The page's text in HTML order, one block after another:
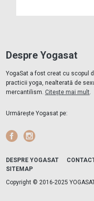
Despre Yogasat
YogaSat a fost creat cu scopul
practicii yoga, nealterată de
mercantilism. Citește mai mult
Urmărește Yogasat pe:
Facebook
DESPRE YOGASAT
SITEMAP
Copyright © 2016-2025